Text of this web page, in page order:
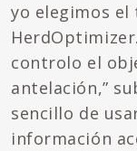
yo elegimos el
controlo el
antelación,”
sencillo de
información